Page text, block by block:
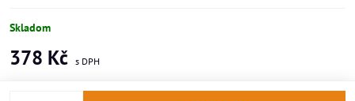
Skladom
378 Kč